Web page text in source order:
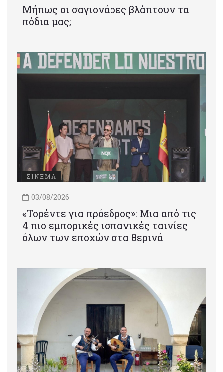
Μήπως οι σαγιονάρες βλάπτουν τα
πόδια μας;
ΣΙΝΕΜΑ
03/08/2026
«Τορέντε για πρόεδρος»: Mια από τις
4 πιο εμπορικές ισπανικές ταινίες
όλων των εποχών στα θερινά